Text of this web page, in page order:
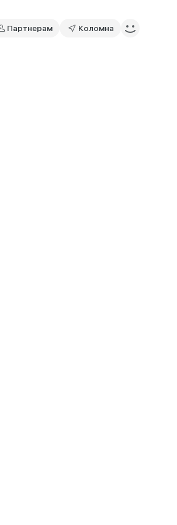
Партнерам Коломна